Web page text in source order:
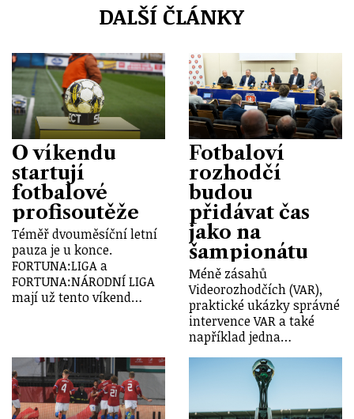
DALŠÍ ČLÁNKY
O víkendu
startují
fotbalové
profisoutěže
Téměř dvouměsíční letní
pauza je u konce.
FORTUNA:LIGA a
FORTUNA:NÁRODNÍ LIGA
mají už tento víkend…
Fotbaloví
rozhodčí
budou
přidávat čas
jako na
šampionátu
Méně zásahů
Videorozhodčích (VAR),
praktické ukázky správné
intervence VAR a také
například jedna…